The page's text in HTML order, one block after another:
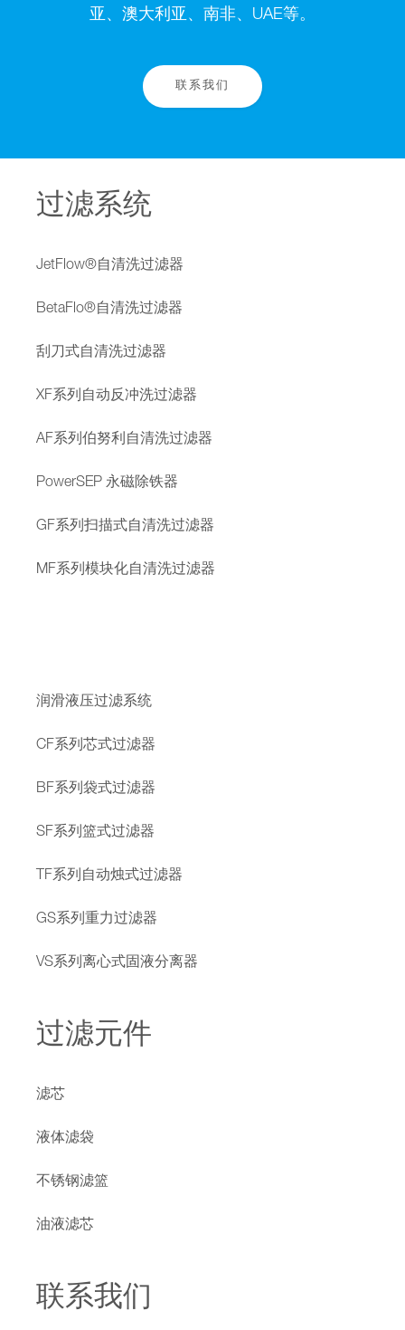
亚、澳大利亚、南非、UAE等。
联系我们
过滤系统
JetFlow®自清洗过滤器
BetaFlo®自清洗过滤器
刮刀式自清洗过滤器
XF系列自动反冲洗过滤器
AF系列伯努利自清洗过滤器
PowerSEP 永磁除铁器
GF系列扫描式自清洗过滤器
MF系列模块化自清洗过滤器
润滑液压过滤系统
CF系列芯式过滤器
BF系列袋式过滤器
SF系列篮式过滤器
TF系列自动烛式过滤器
GS系列重力过滤器
VS系列离心式固液分离器
过滤元件
滤芯
液体滤袋
不锈钢滤篮
油液滤芯
联系我们